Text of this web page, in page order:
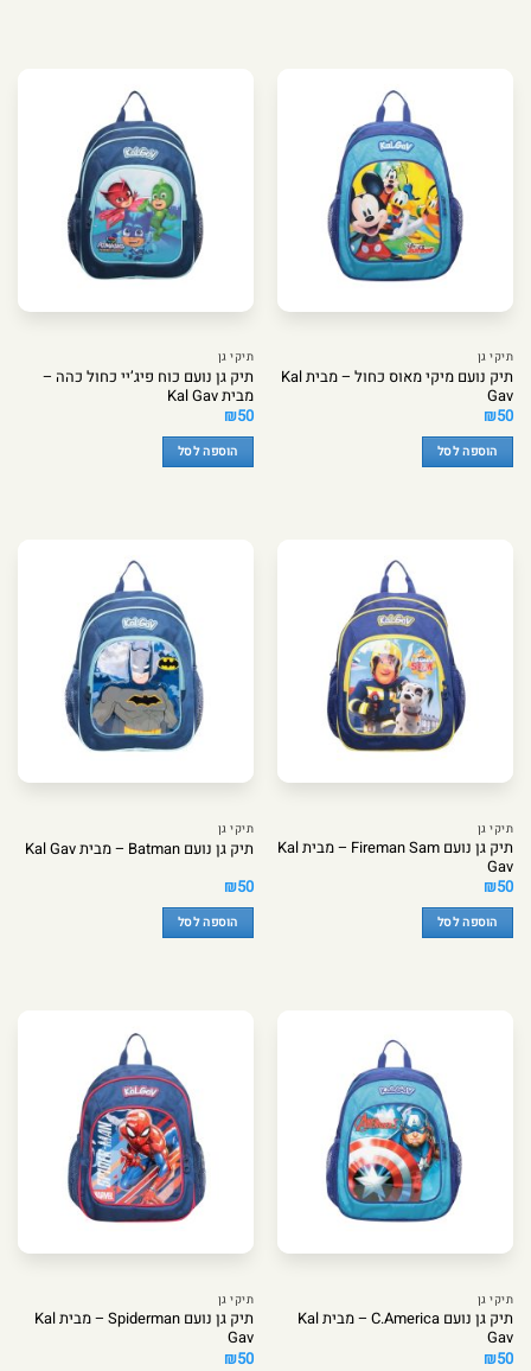
תיקי גן
תיק נועם מיקי מאוס כחול – מבית Kal
Gav
₪50
הוספה לסל
תיקי גן
תיק גן נועם כוח פיג’יי כחול כהה –
מבית Kal Gav
₪50
הוספה לסל
תיקי גן
תיק גן נועם Fireman Sam – מבית Kal
Gav
₪50
הוספה לסל
תיקי גן
תיק גן נועם Batman – מבית Kal Gav
₪50
הוספה לסל
תיקי גן
תיק גן נועם C.America – מבית Kal
Gav
₪50
תיקי גן
תיק גן נועם Spiderman – מבית Kal
Gav
₪50